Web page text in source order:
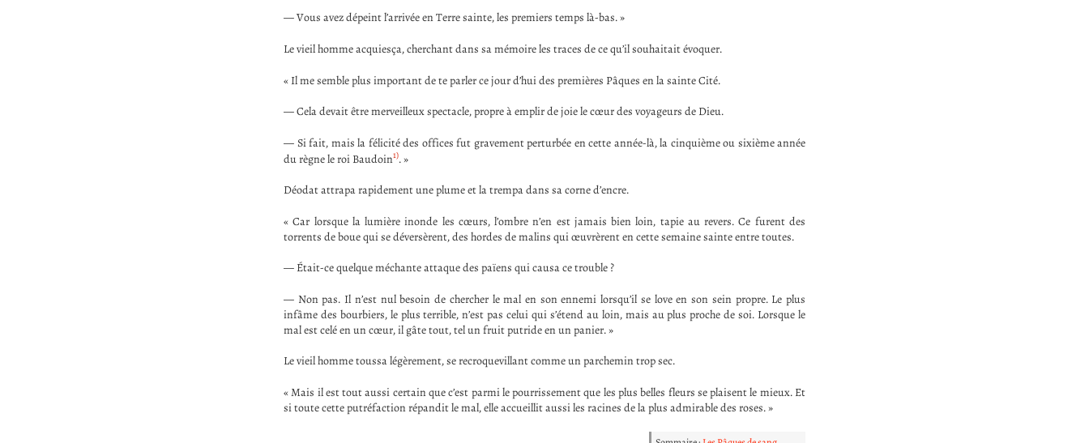
— Vous avez dépeint l’arrivée en Terre sainte, les premiers temps là-bas. »
Le vieil homme acquiesça, cherchant dans sa mémoire les traces de ce qu’il souhaitait évoquer.
« Il me semble plus important de te parler ce jour d’hui des premières Pâques en la sainte Cité.
— Cela devait être merveilleux spectacle, propre à emplir de joie le cœur des voyageurs de Dieu.
— Si fait, mais la félicité des offices fut gravement perturbée en cette année-là, la cinquième ou sixième année
du règne le roi Baudoin1). »
Déodat attrapa rapidement une plume et la trempa dans sa corne d’encre.
« Car lorsque la lumière inonde les cœurs, l’ombre n’en est jamais bien loin, tapie au revers. Ce furent des
torrents de boue qui se déversèrent, des hordes de malins qui œuvrèrent en cette semaine sainte entre toutes.
— Était-ce quelque méchante attaque des païens qui causa ce trouble ?
— Non pas. Il n’est nul besoin de chercher le mal en son ennemi lorsqu’il se love en son sein propre. Le plus
infâme des bourbiers, le plus terrible, n’est pas celui qui s’étend au loin, mais au plus proche de soi. Lorsque le
mal est celé en un cœur, il gâte tout, tel un fruit putride en un panier. »
Le vieil homme toussa légèrement, se recroquevillant comme un parchemin trop sec.
« Mais il est tout aussi certain que c’est parmi le pourrissement que les plus belles fleurs se plaisent le mieux. Et
si toute cette putréfaction répandit le mal, elle accueillit aussi les racines de la plus admirable des roses. »